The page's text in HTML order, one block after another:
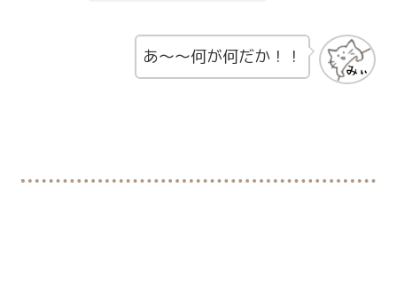
あ～～何が何だか！！